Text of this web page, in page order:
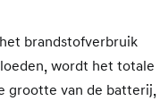
brandstofverbruik
wordt het totale
grootte van de batterij,